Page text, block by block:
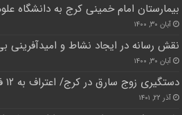
بیمارستان امام خمینی کرج به دانشگاه
آبان ۳۰, ۱۴۰۰
نقش رسانه در ایجاد نشاط و
آبان ۳۰, ۱۴۰۰
دستگیری زوج سارق در کرج/ اعتراف به ۱۲ فقره سرقت
آذر ۲۲, ۱۴۰۱